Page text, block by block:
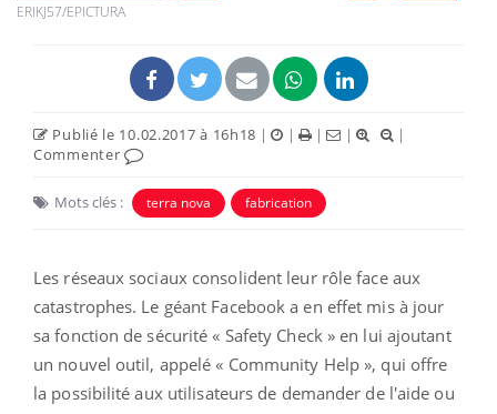
ERIKJ57/EPICTURA
Publié le 10.02.2017 à 16h18 | | | |
|
Commenter
Mots clés : terra nova fabrication
Les réseaux sociaux consolident leur rôle face aux
catastrophes. Le géant Facebook a en effet mis à jour
sa fonction de sécurité « Safety Check » en lui ajoutant
un nouvel outil, appelé « Community Help », qui offre
la possibilité aux utilisateurs de demander de l'aide ou